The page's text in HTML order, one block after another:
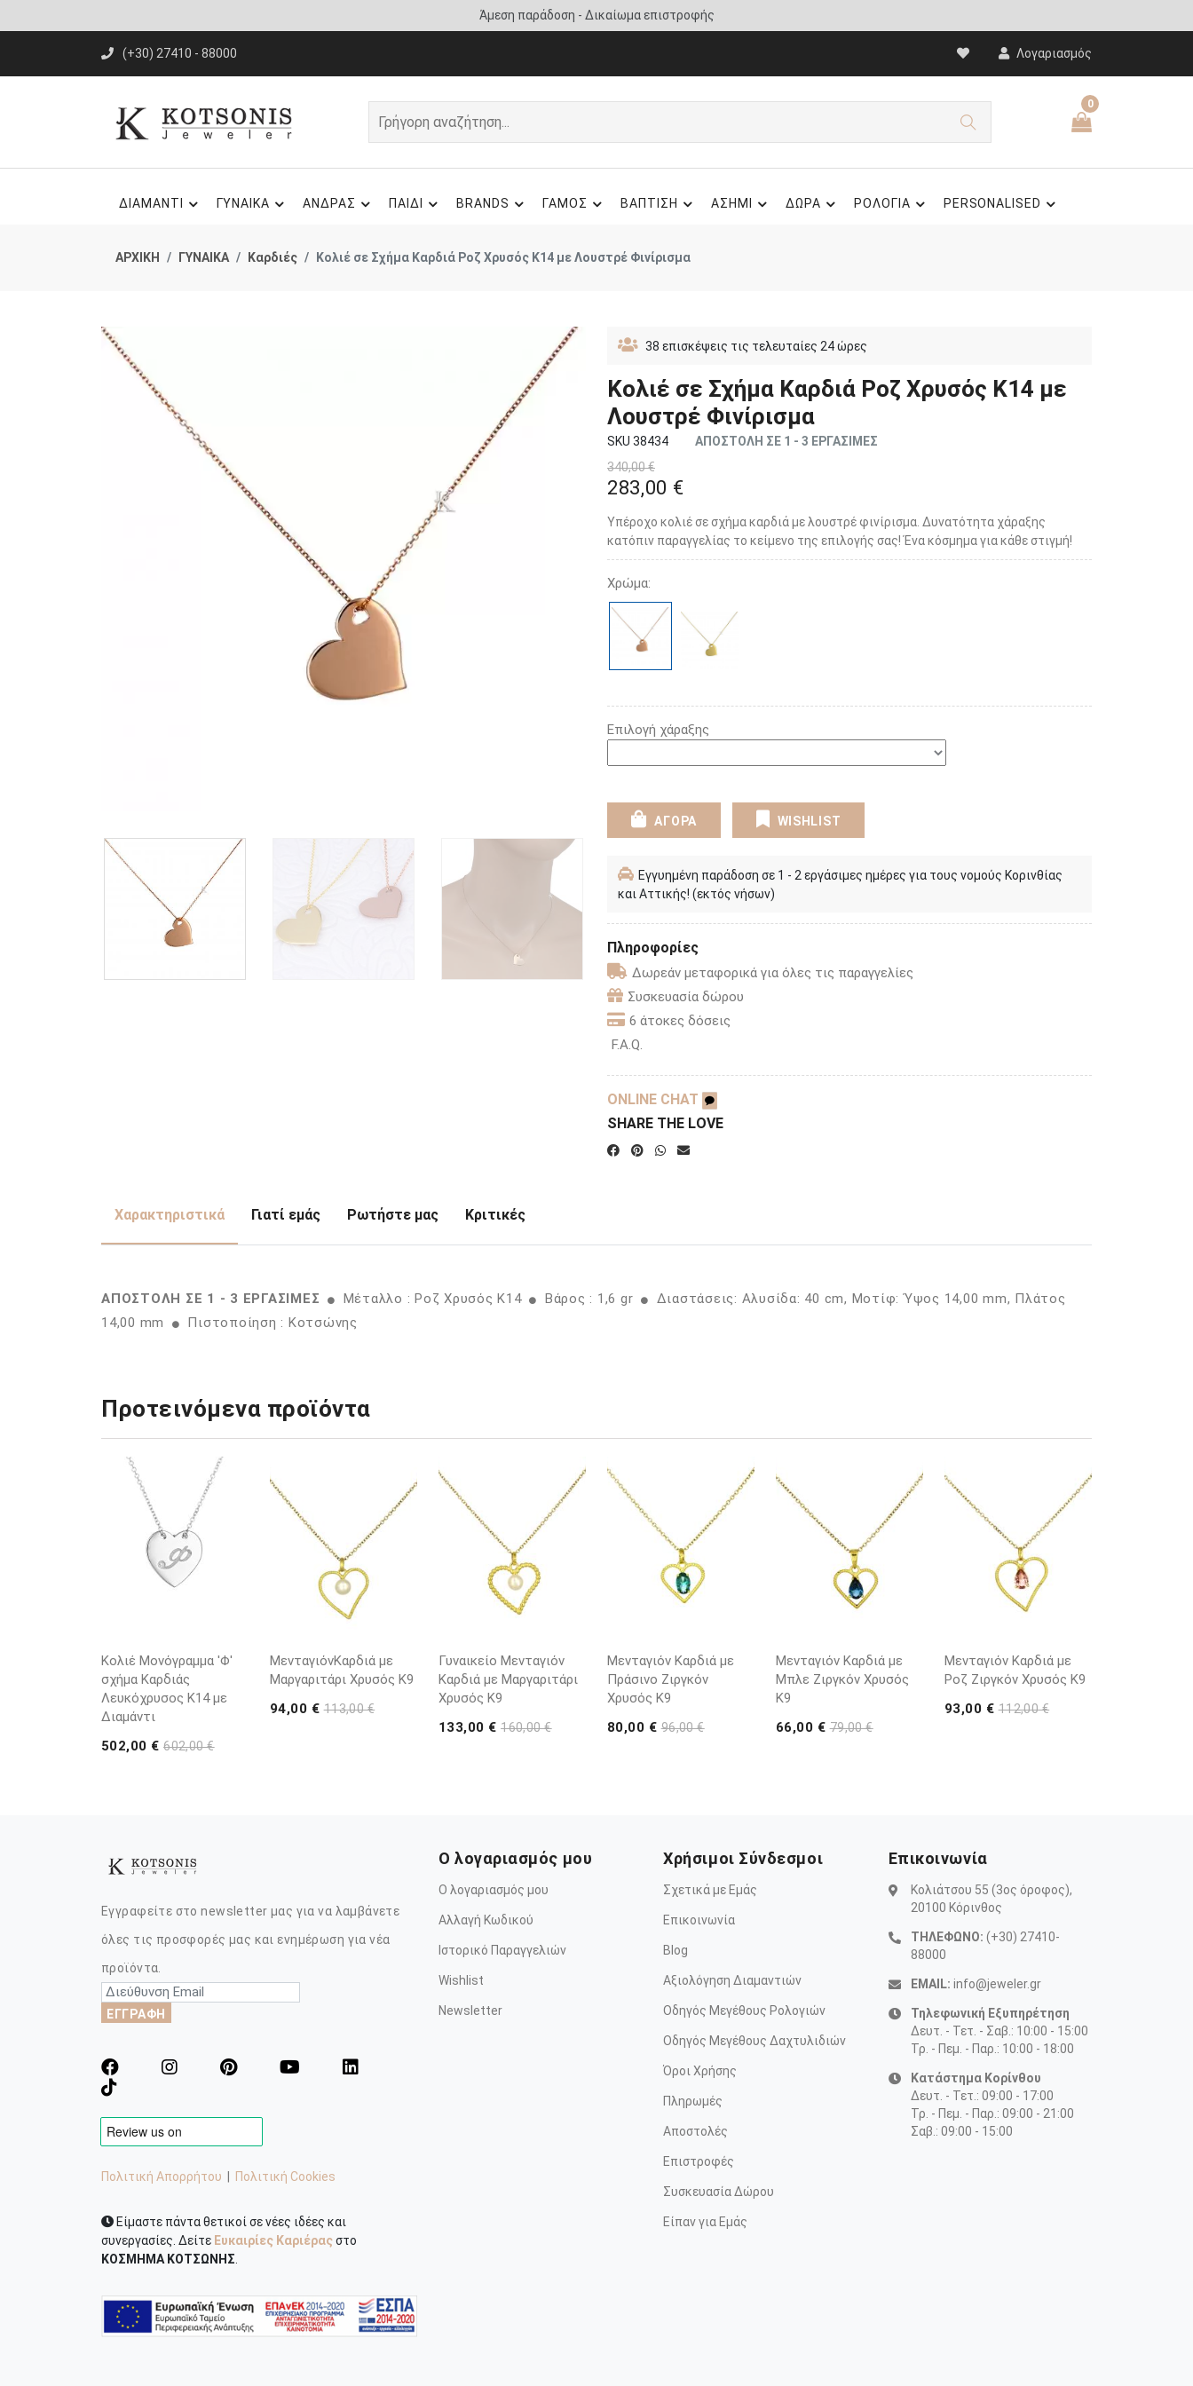
Άμεση παράδοση - Δικαίωμα επιστροφής
(+30) 27410 - 88000 Λογαριασμός
0
ΔΙΑΜΑΝΤΙ ΓΥΝΑΙΚΑ ΑΝΔΡΑΣ ΠΑΙΔΙ BRANDS ΓΑΜΟΣ ΒΑΠΤΙΣΗ ΑΣΗΜΙ ΔΩΡΑ ΡΟΛΟΓΙΑ PERSONALISED
ΑΡΧΙΚΗ ΓΥΝΑΙΚΑ Καρδιές Κολιέ σε Σχήμα Καρδιά Ροζ Χρυσός Κ14 με Λουστρέ Φινίρισμα
38 επισκέψεις τις τελευταίες 24 ώρες
Κολιέ σε Σχήμα Καρδιά Ροζ Χρυσός Κ14 με
Λουστρέ Φινίρισμα
SKU 38434
ΑΠΟΣΤΟΛΗ ΣΕ 1 - 3 ΕΡΓΑΣΙΜΕΣ
340,00 €
283,00 €
Υπέροχο κολιέ σε σχήμα καρδιά με λουστρέ φινίρισμα. Δυνατότητα χάραξης
κατόπιν παραγγελίας το κείμενο της επιλογής σας! Ένα κόσμημα για κάθε στιγμή!
Χρώμα:
Επιλογή χάραξης
ΑΓΟΡΑ WISHLIST
Εγγυημένη παράδοση σε 1 - 2 εργάσιμες ημέρες για τους νομούς Κορινθίας
και Αττικής! (εκτός νήσων)
Πληροφορίες
Δωρεάν μεταφορικά για όλες τις παραγγελίες
Συσκευασία δώρου
6 άτοκες δόσεις
F.A.Q.
ONLINE CHAT
SHARE THE LOVE
Χαρακτηριστικά Γιατί εμάς Ρωτήστε μας Κριτικές
ΑΠΟΣΤΟΛΗ ΣΕ 1 - 3 ΕΡΓΑΣΙΜΕΣ Μέταλλο : Ροζ Χρυσός K14 Βάρος : 1,6 gr
Διαστάσεις: Αλυσίδα: 40 cm, Μοτίφ: Ύψος 14,00 mm, Πλάτος
14,00 mm
Πιστοποίηση : Κοτσώνης
Προτεινόμενα προϊόντα
Κολιέ Μονόγραμμα 'Φ'
σχήμα Καρδιάς
Λευκόχρυσος K14 με
Διαμάντι
502,00 €602,00 €
ΜενταγιόνΚαρδιά με
Μαργαριτάρι Χρυσός K9
94,00 €113,00 €
Γυναικείο Μενταγιόν
Καρδιά με Μαργαριτάρι
Χρυσός K9
133,00 €160,00 €
Μενταγιόν Καρδιά με
Πράσινο Ζιργκόν
Χρυσός K9
80,00 €96,00 €
Μενταγιόν Καρδιά με
Μπλε Ζιργκόν Χρυσός
K9
66,00 €79,00 €
Μενταγιόν Καρδιά με
Ροζ Ζιργκόν Χρυσός K9
93,00 €112,00 €
Εγγραφείτε στο newsletter μας για να λαμβάνετε
όλες τις προσφορές μας και ενημέρωση για νέα
προϊόντα.
ΕΓΓΡΑΦΗ
Πολιτική Απορρήτου Πολιτική Cookies
Είμαστε πάντα θετικοί σε νέες ιδέες και
συνεργασίες. Δείτε Ευκαιρίες Καριέραςστο
ΚΟΣΜΗΜΑ ΚΟΤΣΩΝΗΣ
Ο λογαριασμός μου
Ο λογαριασμός μου
Αλλαγή Κωδικού
Ιστορικό Παραγγελιών
Wishlist
Newsletter
Χρήσιμοι Σύνδεσμοι
Σχετικά με Εμάς
Επικοινωνία
Blog
Αξιολόγηση Διαμαντιών
Οδηγός Μεγέθους Ρολογιών
Οδηγός Μεγέθους Δαχτυλιδιών
Όροι Χρήσης
Πληρωμές
Αποστολές
Επιστροφές
Συσκευασία Δώρου
Είπαν για Εμάς
Επικοινωνία
Κολιάτσου 55 (3ος όροφος),
20100 Κόρινθος
ΤΗΛΕΦΩΝΟ: (+30) 27410-
88000
EMAIL: info@jeweler.gr
Τηλεφωνική Εξυπηρέτηση
Δευτ. - Τετ. - Σαβ.: 10:00 - 15:00
Τρ. - Πεμ. - Παρ.: 10:00 - 18:00
Κατάστημα Κορίνθου
Δευτ. - Τετ.: 09:00 - 17:00
Τρ. - Πεμ. - Παρ.: 09:00 - 21:00
Σαβ.: 09:00 - 15:00